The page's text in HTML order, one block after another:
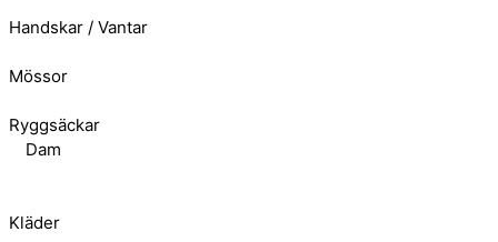
Handskar / Vantar
Mössor
Ryggsäckar
Dam
Kläder